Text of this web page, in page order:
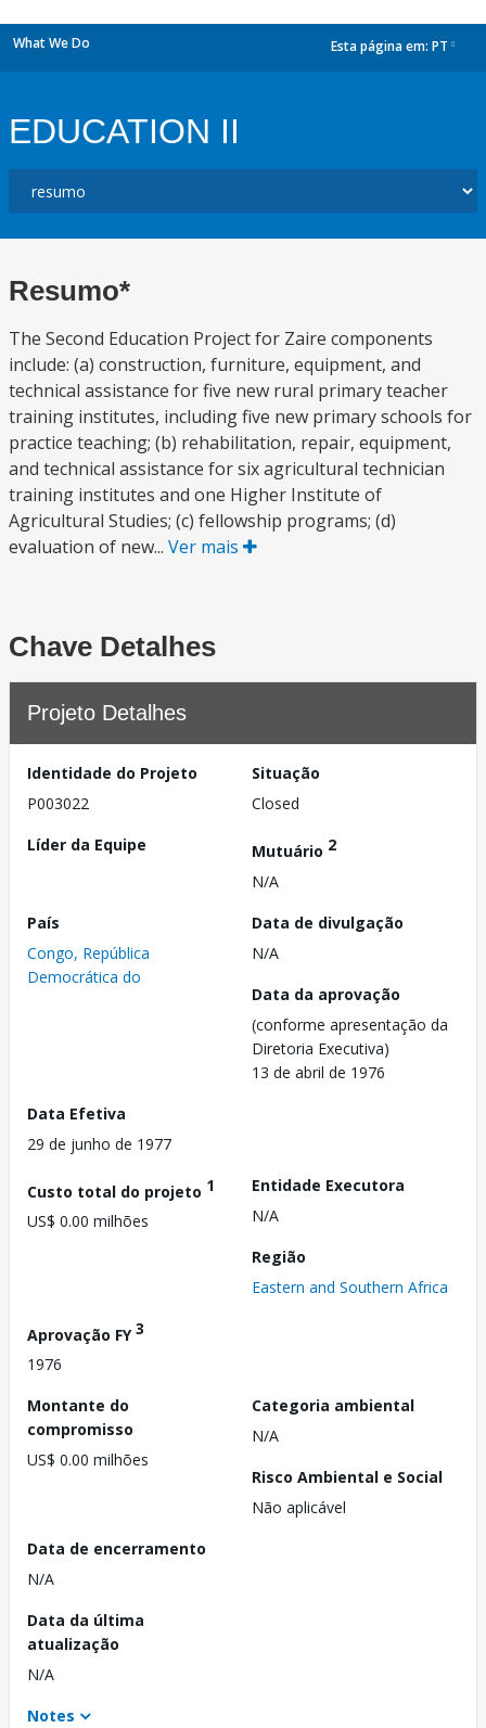
What We Do Esta página em: PT
EDUCATION II
Resumo*
The Second Education Project for Zaire components
include: (a) construction, furniture, equipment, and
technical assistance for five new rural primary teacher
training institutes, including five new primary schools for
practice teaching; (b) rehabilitation, repair, equipment,
and technical assistance for six agricultural technician
training institutes and one Higher Institute of
Agricultural Studies; (c) fellowship programs; (d)
evaluation of new... Ver mais
Chave Detalhes
Projeto Detalhes
Identidade do Projeto
P003022
Situação
Closed
Líder da Equipe
Mutuário 2
N/A
País
Congo, República
Democrática do
Data de divulgação
N/A
Data da aprovação
(conforme apresentação da
Diretoria Executiva)
13 de abril de 1976
Data Efetiva
29 de junho de 1977
Custo total do projeto 1
US$ 0.00 milhões
Entidade Executora
N/A
Região
Eastern and Southern Africa
Aprovação FY3
1976
Montante do
compromisso
US$ 0.00 milhões
Categoria ambiental
N/A
Risco Ambiental e Social
Não aplicável
Data de encerramento
N/A
Data da última
atualização
N/A
Notes